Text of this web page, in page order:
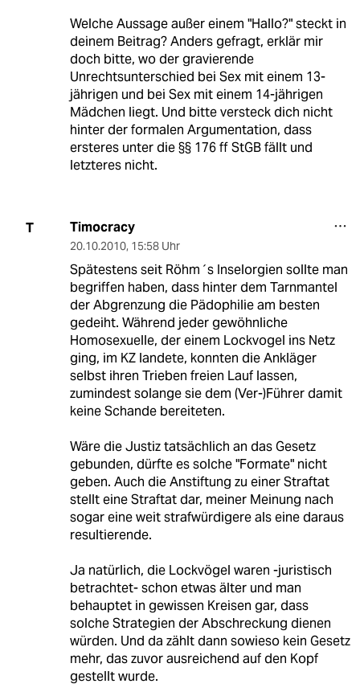
Welche Aussage außer einem "Hallo?" steckt in
deinem Beitrag? Anders gefragt, erklär mir
doch bitte, wo der gravierende
Unrechtsunterschied bei Sex mit einem 13-
jährigen und bei Sex mit einem 14-jährigen
Mädchen liegt. Und bitte versteck dich nicht
hinter der formalen Argumentation, dass
ersteres unter die §§ 176 ff StGB fällt und
letzteres nicht.
T Timocracy
20.10.2010, 15:58 Uhr
Spätestens seit Röhm´s Inselorgien sollte man
begriffen haben, dass hinter dem Tarnmantel
der Abgrenzung die Pädophilie am besten
gedeiht. Während jeder gewöhnliche
Homosexuelle, der einem Lockvogel ins Netz
ging, im KZ landete, konnten die Ankläger
selbst ihren Trieben freien Lauf lassen,
zumindest solange sie dem (Ver-)Führer damit
keine Schande bereiteten.
Wäre die Justiz tatsächlich an das Gesetz
gebunden, dürfte es solche "Formate" nicht
geben. Auch die Anstiftung zu einer Straftat
stellt eine Straftat dar, meiner Meinung nach
sogar eine weit strafwürdigere als eine daraus
resultierende.
Ja natürlich, die Lockvögel waren -juristisch
betrachtet- schon etwas älter und man
behauptet in gewissen Kreisen gar, dass
solche Strategien der Abschreckung dienen
würden. Und da zählt dann sowieso kein Gesetz
mehr, das zuvor ausreichend auf den Kopf
gestellt wurde.